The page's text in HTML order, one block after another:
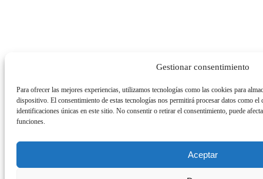
Gestionar consentimiento
Para ofrecer las mejores experiencias, utilizamos tecnologías como las cookies para
dispositivo. El consentimiento de estas tecnologías nos permitirá procesar datos como el
identificaciones únicas en este sitio. No consentir o retirar el consentimiento, puede
funciones.
Aceptar